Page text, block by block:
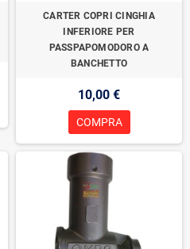
CARTER COPRI CINGHIA
INFERIORE PER
PASSPAPOMODORO A
BANCHETTO
10,00 €
COMPRA